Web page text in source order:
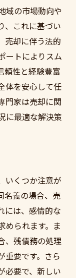
域の市場動向や
、これに基づい
売却に伴う法的
ートによりスム
頼性と経験豊富
体を安心して任
門家は売却に関
に最適な解決策
いくつか注意が
名義の場合、売
には、感情的な
められます。ま
、残債務の処理
重要です。さら
必要で、新しい